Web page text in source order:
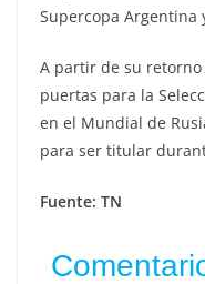
Supercopa Argentina
A partir de su
puertas para la
en el Mundial de
para ser titular
Fuente: TN